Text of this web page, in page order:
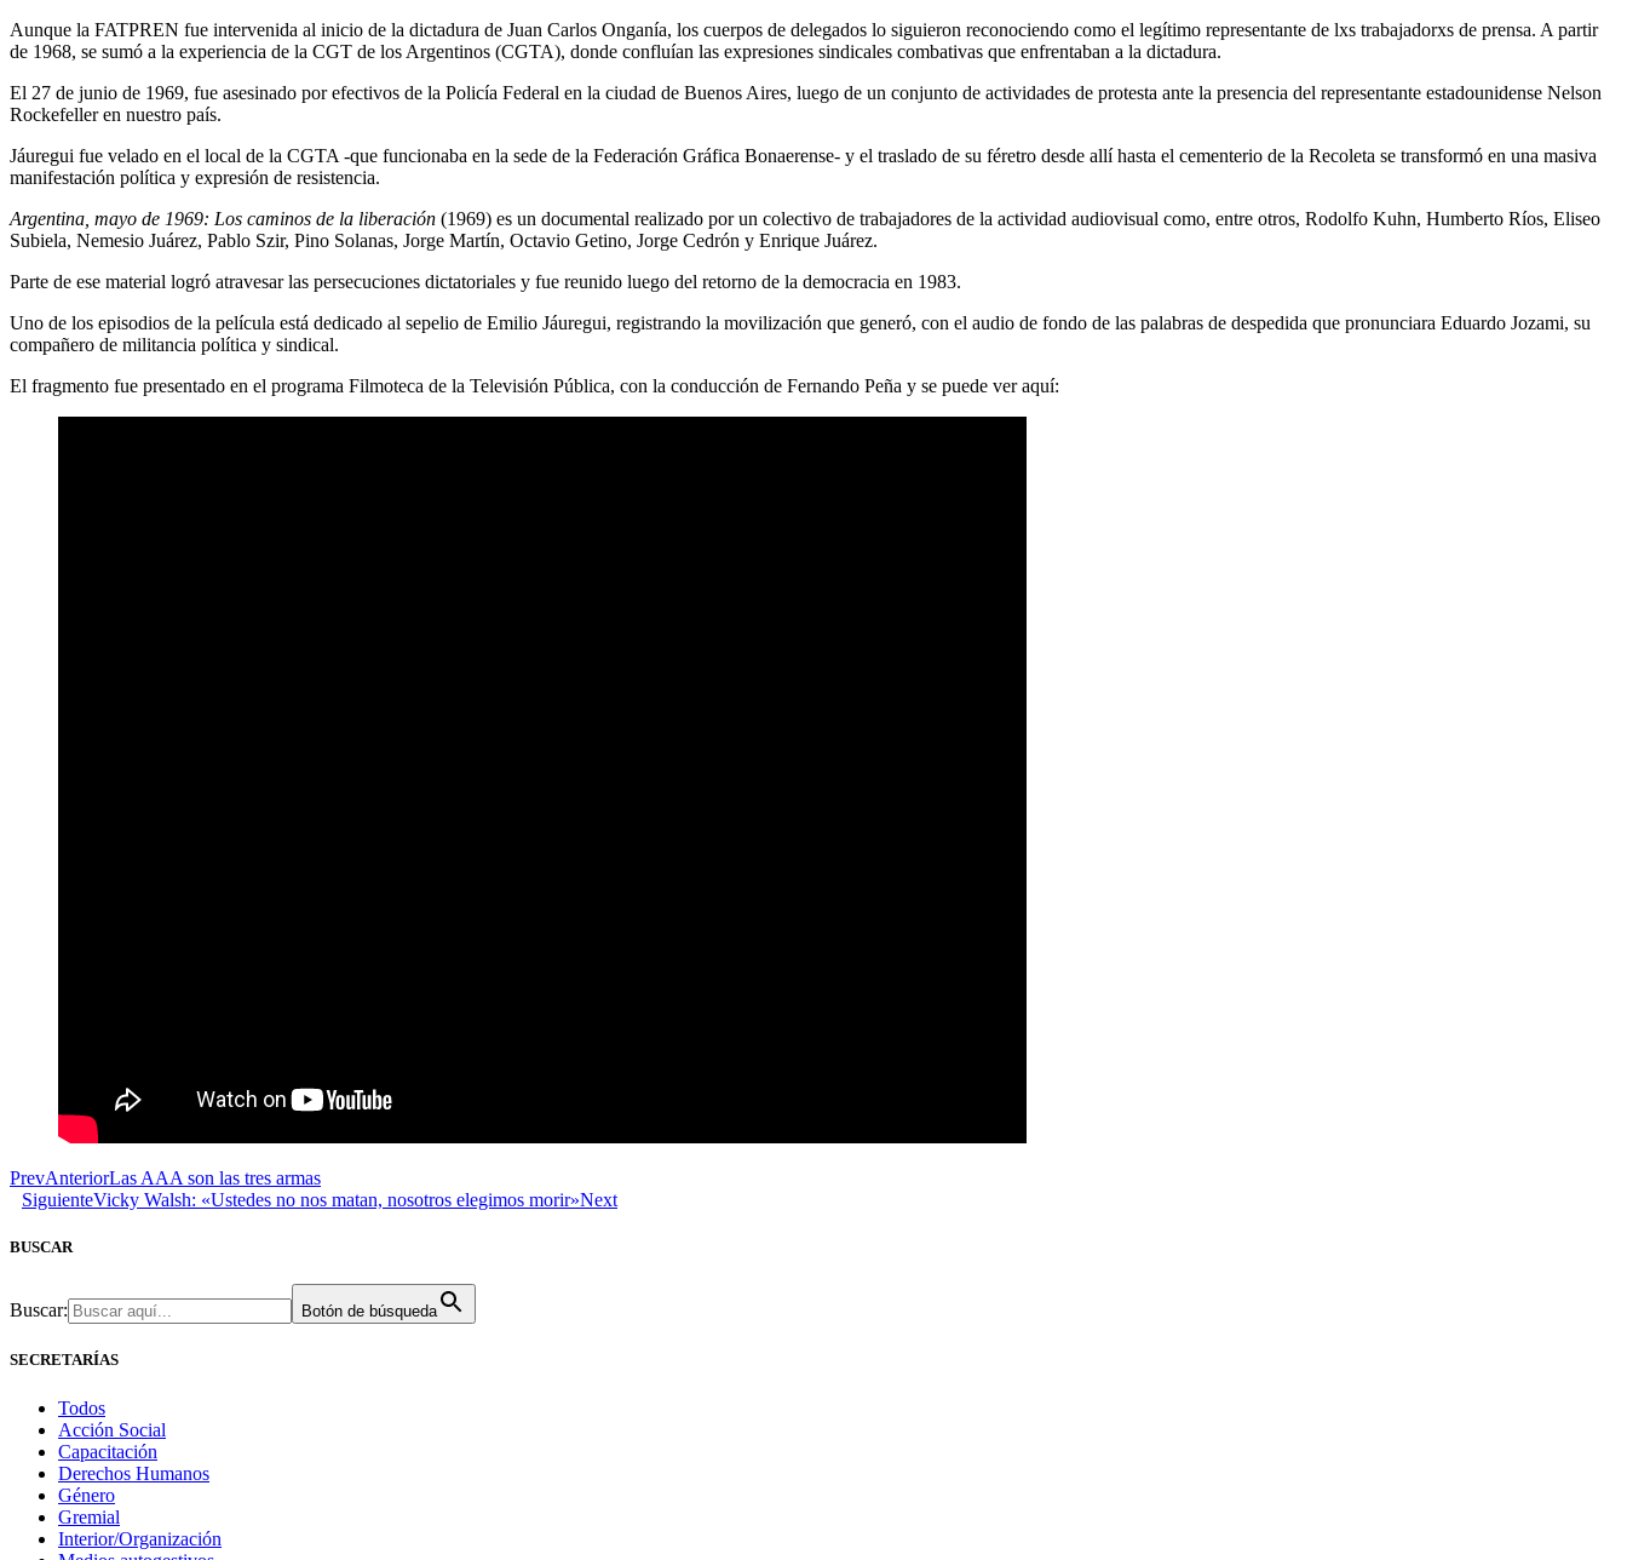
Aunque la FATPREN fue intervenida al inicio de la dictadura de Juan Carlos Onganía, los cuerpos de delegados lo siguieron reconociendo como el legítimo representante de lxs trabajadorxs de prensa. A partir
de 1968, se sumó a la experiencia de la CGT de los Argentinos (CGTA), donde confluían las expresiones sindicales combativas que enfrentaban a la dictadura.
El 27 de junio de 1969, fue asesinado por efectivos de la Policía Federal en la ciudad de Buenos Aires, luego de un conjunto de actividades de protesta ante la presencia del representante estadounidense Nelson
Rockefeller en nuestro país.
Jáuregui fue velado en el local de la CGTA -que funcionaba en la sede de la Federación Gráfica Bonaerense- y el traslado de su féretro desde allí hasta el cementerio de la Recoleta se transformó en una masiva
manifestación política y expresión de resistencia.
Argentina, mayo de 1969: Los caminos de la liberación (1969) es un documental realizado por un colectivo de trabajadores de la actividad audiovisual como, entre otros, Rodolfo Kuhn, Humberto Ríos, Eliseo
Subiela, Nemesio Juárez, Pablo Szir, Pino Solanas, Jorge Martín, Octavio Getino, Jorge Cedrón y Enrique Juárez.
Parte de ese material logró atravesar las persecuciones dictatoriales y fue reunido luego del retorno de la democracia en 1983.
Uno de los episodios de la película está dedicado al sepelio de Emilio Jáuregui, registrando la movilización que generó, con el audio de fondo de las palabras de despedida que pronunciara Eduardo Jozami, su
compañero de militancia política y sindical.
El fragmento fue presentado en el programa Filmoteca de la Televisión Pública, con la conducción de Fernando Peña y se puede ver aquí:
PrevAnteriorLas AAA son las tres armas
SiguienteVicky Walsh: «Ustedes no nos matan, nosotros elegimos morir»Next
BUSCAR
Buscar: Botón de búsqueda
SECRETARÍAS
Todos
Acción Social
Capacitación
Derechos Humanos
Género
Gremial
Interior/Organización